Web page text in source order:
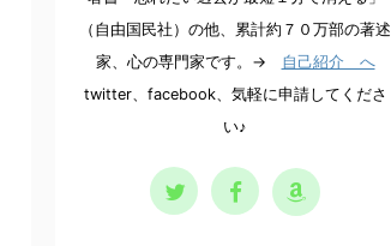
（自由国民社）の他、累計約７０万部の著述
家、心の専門家です。→ 自己紹介 へ
twitter、facebook、気軽に申請してくださ
い♪